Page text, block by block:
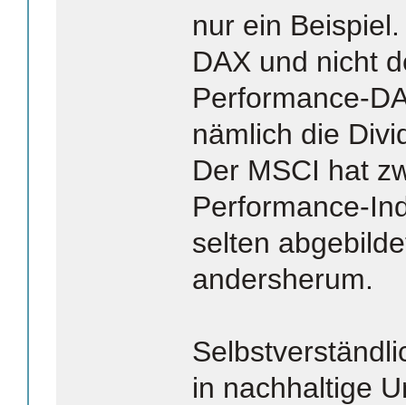
nur ein
DAX und nicht
Performance-
nämlich die
Der MSCI hat
Performance-
selten
andersherum.
in nachhaltige